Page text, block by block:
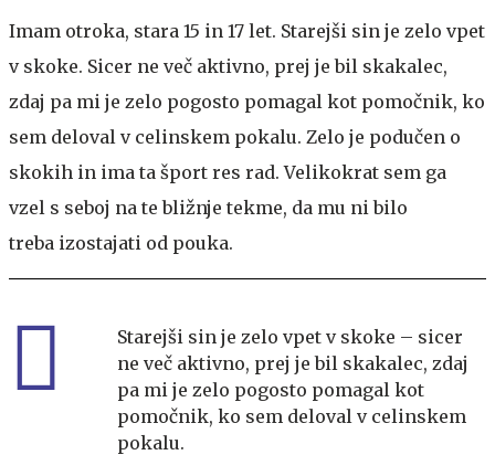
Imam otroka, stara 15 in 17 let. Starejši sin je zelo vpet
v skoke. Sicer ne več aktivno, prej je bil skakalec,
zdaj pa mi je zelo pogosto pomagal kot pomočnik, ko
sem deloval v celinskem pokalu. Zelo je podučen o
skokih in ima ta šport res rad. Velikokrat sem ga
vzel s seboj na te bližnje tekme, da mu ni bilo
treba izostajati od pouka.
Starejši sin je zelo vpet v skoke – sicer
ne več aktivno, prej je bil skakalec, zdaj
pa mi je zelo pogosto pomagal kot
pomočnik, ko sem deloval v celinskem
pokalu.